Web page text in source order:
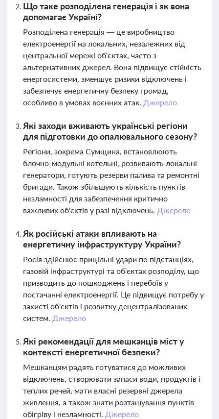
Що таке розподілена генерація і як вона
допомагає Україні?
Розподілена генерація — це виробництво
електроенергії на локальних, незалежних від
центральної мережі об'єктах, часто з
альтернативних джерел. Вона підвищує стійкість
енергосистеми, зменшує ризики відключень і
забезпечує енергетичну безпеку громад,
особливо в умовах воєнних атак. Джерело
Які заходи вживають українські регіони
для підготовки до опалювального сезону?
Регіони, зокрема Сумщина, встановлюють
блочно-модульні котельні, розвивають локальні
генератори, готують резерви палива та ремонтні
бригади. Також збільшують кількість пунктів
незламності для забезпечення критично
важливих об'єктів у разі відключень. Джерело
Як російські атаки впливають на
енергетичну інфраструктуру України?
Росія здійснює прицільні удари по підстанціях,
газовій інфраструктурі та об'єктах розподілу, що
призводить до пошкоджень і перебоїв у
постачанні електроенергії. Це підвищує потребу у
захисті об'єктів і розвитку децентралізованих
систем. Джерело
Які рекомендації для мешканців міст у
контексті енергетичної безпеки?
Мешканцям радять готуватися до можливих
відключень, створювати запаси води, продуктів і
теплих речей, мати власні резервні джерела
живлення, а також знати розташування пунктів
обігріву і незламності. Джерело